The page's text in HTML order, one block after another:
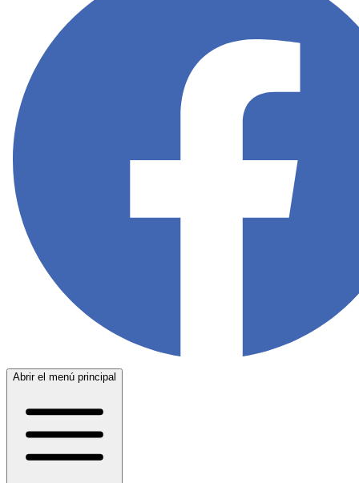
Abrir el menú principal